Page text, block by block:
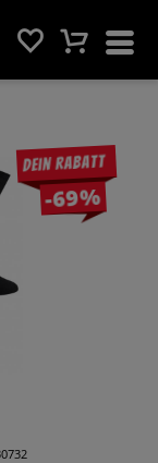
Dein Rabatt
-69%